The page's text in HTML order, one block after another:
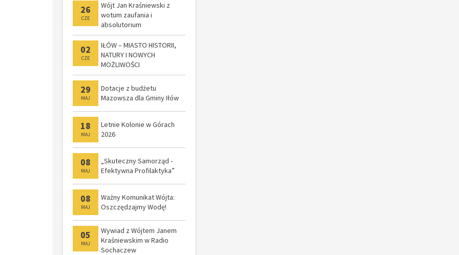
26
CZE
Wójt Jan Kraśniewski z
wotum zaufania i
absolutorium
02
CZE
IŁÓW – MIASTO HISTORII,
NATURY I NOWYCH
MOŻLIWOŚCI
29
MAJ
Dotacje z budżetu
Mazowsza dla Gminy Iłów
18
MAJ
Letnie Kolonie w Górach
2026
08
MAJ
„Skuteczny Samorząd -
Efektywna Profilaktyka”
08
MAJ
Ważny Komunikat Wójta:
Oszczędzajmy Wodę!
05
MAJ
Wywiad z Wójtem Janem
Kraśniewskim w Radio
Sochaczew